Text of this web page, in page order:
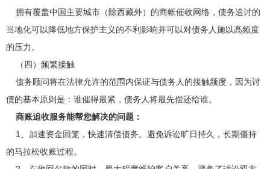
拥有覆盖中国主要城市（除西藏外）的商帐催收网络，债务追讨的
当地化可以降低地方保护主义的不利影响并可以对债务人施以高频度
的压力。
（四）频繁接触
债务顾问将在法律允许的范围内保证与债务人的接触频度，因为讨
债的基本原则是：谁催得最紧，债务人将最先偿还给谁。
商账追收服务能帮您解决的问题：
1、加速资金回笼，快速清偿债务。避免诉讼旷日持久，长期僵持
的马拉松收账过程。